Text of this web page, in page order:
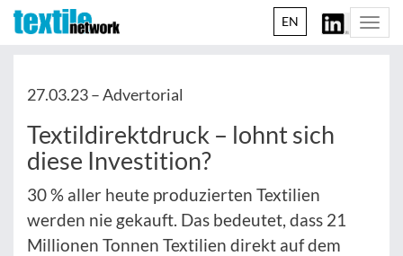
EN
27.03.23 –Advertorial
Textildirektdruck – lohnt sich
diese Investition?
30 % aller heute produzierten Textilien
werden nie gekauft. Das bedeutet, dass 21
Millionen Tonnen Textilien direkt auf dem